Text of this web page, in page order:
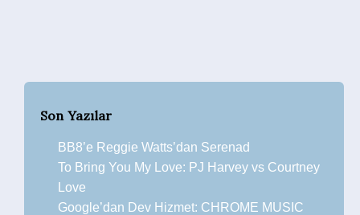
Son Yazılar
BB8’e Reggie Watts’dan Serenad
To Bring You My Love: PJ Harvey vs Courtney
Love
Google’dan Dev Hizmet: CHROME MUSIC